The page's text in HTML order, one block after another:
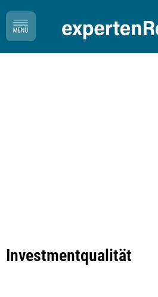
Investmentqualität